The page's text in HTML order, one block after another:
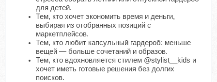
для детей.
Тем, кто хочет экономить время и деньги,
выбирая из отобранных позиций с
маркетплейсов.
Тем, кто любит капсульный гардероб: меньше
вещей — больше сочетаний и образов.
Тем, кто вдохновляется стилем @stylist__kids и
хочет иметь готовые решения без долгих
поисков.